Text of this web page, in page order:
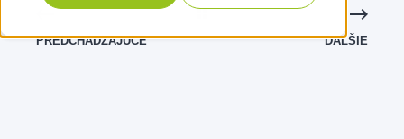
PREDCHÁDZAJÚCE ĎALŠIE